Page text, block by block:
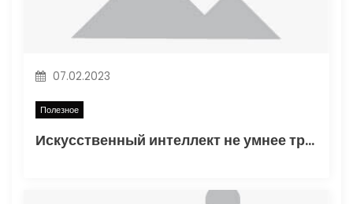
и
07.02.2023
Полезное
Искусственный интеллект не умнее трехлетнего ребенка